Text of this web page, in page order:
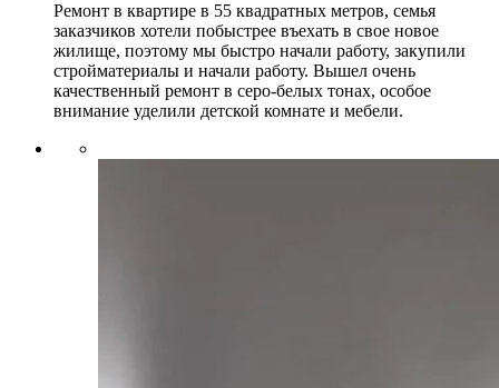
Ремонт в квартире в 55 квадратных метров, семья
заказчиков хотели побыстрее въехать в свое новое
жилище, поэтому мы быстро начали работу, закупили
стройматериалы и начали работу. Вышел очень
качественный ремонт в серо-белых тонах, особое
внимание уделили детской комнате и мебели.